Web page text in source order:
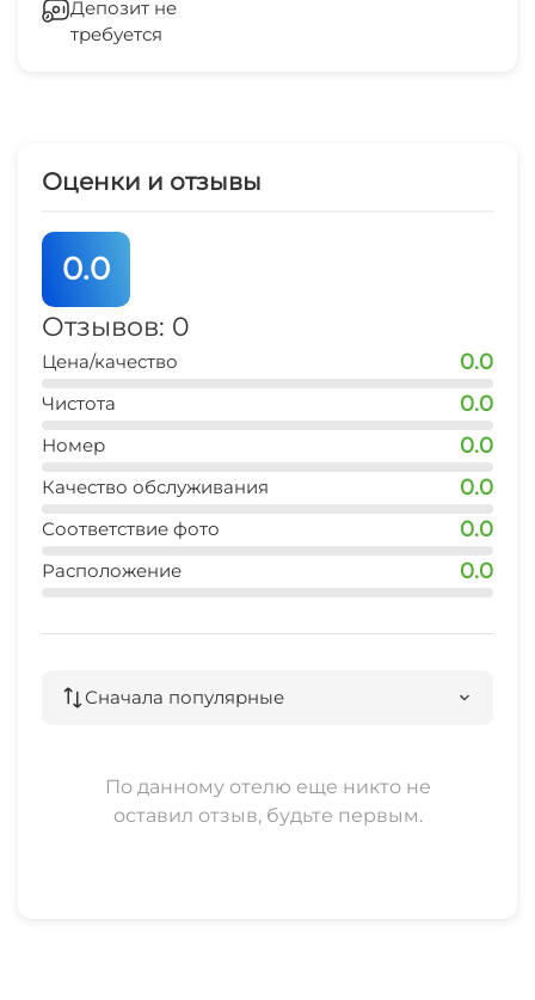
магазин продукты
Прачечная
Депозит не
требуется
Оценки и отзывы
0.0
Отзывов: 0
Цена/качество 0.0
Чистота 0.0
Номер 0.0
Качество обслуживания 0.0
Соответствие фото 0.0
Расположение 0.0
Сначала популярные
По данному отелю еще никто не
оставил отзыв, будьте первым.